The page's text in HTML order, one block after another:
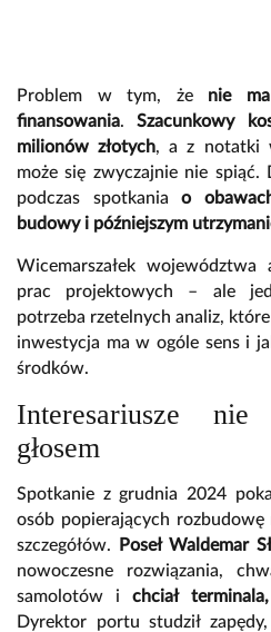
Problem w tym, że nie
finansowania.Szacunkowy
milionów złotych, a z notatki
może się zwyczajnie nie
podczas spotkania o
budowy i późniejszym
Wicemarszałek województwa
prac projektowych – ale
potrzeba rzetelnych analiz,
inwestycja ma w ogóle sens i
środków.
Interesariusze
głosem
Spotkanie z grudnia 2024
osób popierających rozbudowę
szczegółów.
Poseł Waldemar
nowoczesne rozwiązania,
samolotów ichciał
Dyrektor portu studził